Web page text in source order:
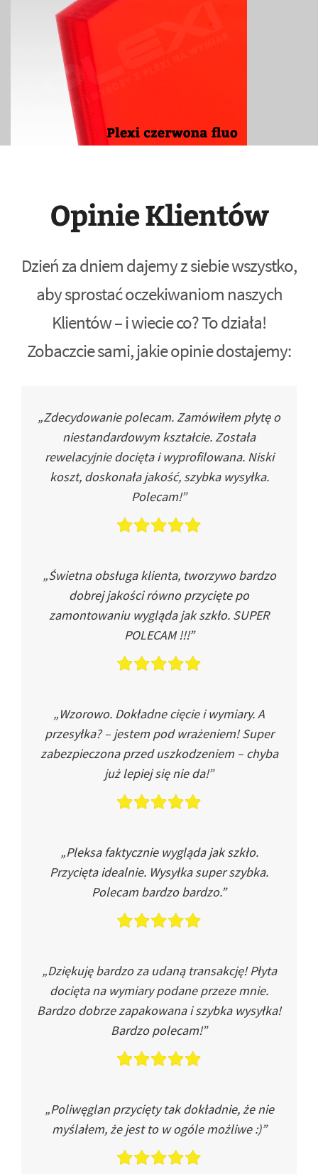
Opinie Klientów
Dzień za dniem dajemy z siebie wszystko,
aby sprostać oczekiwaniom naszych
Klientów – i wiecie co? To działa!
Zobaczcie sami, jakie opinie dostajemy:
„Zdecydowanie polecam. Zamówiłem płytę o
niestandardowym kształcie. Została
rewelacyjnie docięta i wyprofilowana. Niski
koszt, doskonała jakość, szybka wysyłka.
Polecam!”
„Świetna obsługa klienta, tworzywo bardzo
dobrej jakości równo przycięte po
zamontowaniu wygląda jak szkło. SUPER
POLECAM !!!”
„Wzorowo. Dokładne cięcie i wymiary. A
przesyłka? – jestem pod wrażeniem! Super
zabezpieczona przed uszkodzeniem – chyba
już lepiej się nie da!”
„Pleksa faktycznie wygląda jak szkło.
Przycięta idealnie. Wysyłka super szybka.
Polecam bardzo bardzo.”
„Dziękuję bardzo za udaną transakcję! Płyta
docięta na wymiary podane przeze mnie.
Bardzo dobrze zapakowana i szybka wysyłka!
Bardzo polecam!”
„Poliwęglan przycięty tak dokładnie, że nie
myślałem, że jest to w ogóle możliwe :)”